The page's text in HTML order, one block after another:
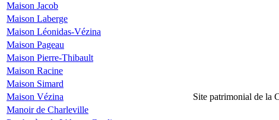
Maison Jacob
Maison Laberge
Maison Léonidas-Vézina
Maison Pageau
Maison Pierre-Thibault
Maison Racine
Maison Simard
Maison Vézina
Site patrimonial de la
Manoir de Charleville